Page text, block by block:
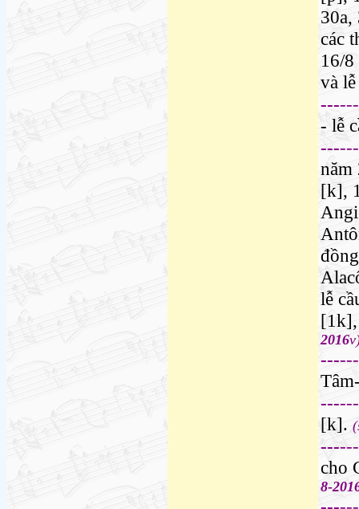
30a,
các
16/8
và
------
- lễ
------
[k],
lễ
[1k],
2016
------
------
[k].
------
cho
8-